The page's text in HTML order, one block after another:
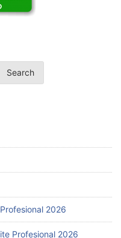
Search
2026
Profesional 2026